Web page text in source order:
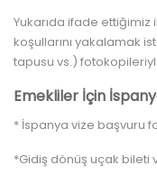
Yukarıda ifade ettiğimiz
koşullarını yakalamak
tapusu vs.)
Emekliler İçin
* İspanya vize başvuru
*Gidiş dönüş uçak bileti